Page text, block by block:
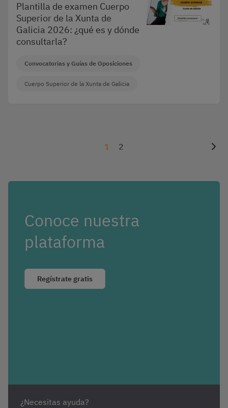
Plantilla de examen Cuerpo
Superior de la Xunta de
Galicia 2026: ¿qué es y dónde
consultarla?
Convocatorias y Guías de Oposiciones
Cuerpo Superior de la Xunta de Galicia
1 2
Conoce nuestra
plataforma
Regístrate gratis
¿Necesitas ayuda?